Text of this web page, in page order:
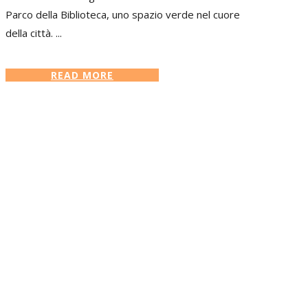
Parco della Biblioteca, uno spazio verde nel cuore
della città. ...
READ MORE